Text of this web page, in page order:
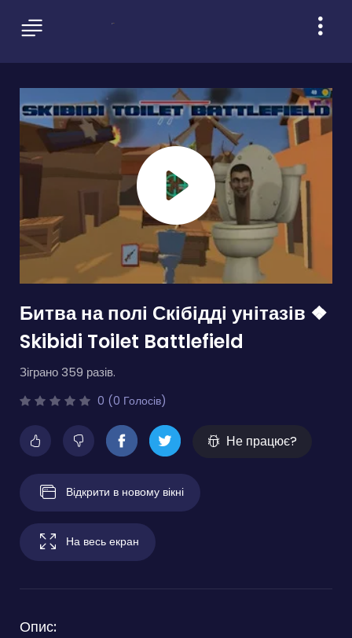
Битва на полі Скібідді унітазів ❖
Skibidi Toilet Battlefield
Зіграно 359 разів.
0 (0 Голосів)
Не працює?
Відкрити в новому вікні
На весь екран
Опис: